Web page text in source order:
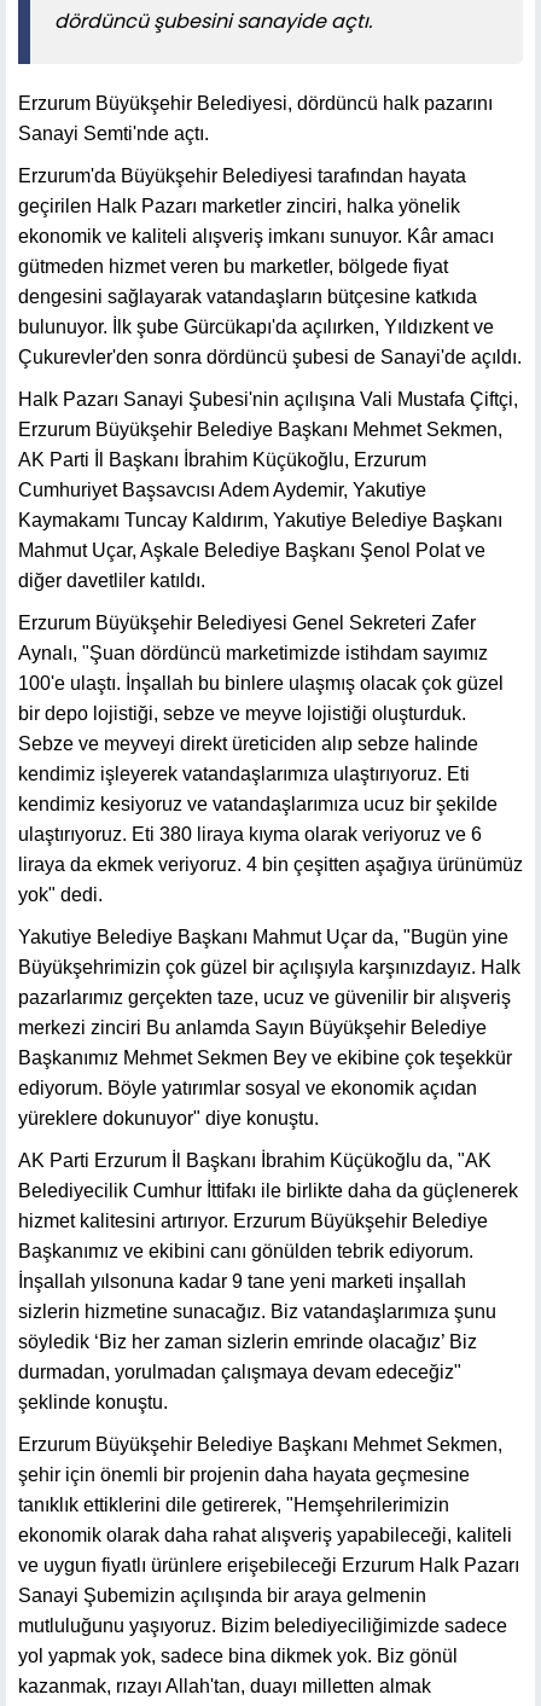
dördüncü şubesini sanayide açtı.
Erzurum Büyükşehir Belediyesi, dördüncü halk pazarını
Sanayi Semti'nde açtı.
Erzurum'da Büyükşehir Belediyesi tarafından hayata
geçirilen Halk Pazarı marketler zinciri, halka yönelik
ekonomik ve kaliteli alışveriş imkanı sunuyor. Kâr amacı
gütmeden hizmet veren bu marketler, bölgede fiyat
dengesini sağlayarak vatandaşların bütçesine katkıda
bulunuyor. İlk şube Gürcükapı'da açılırken, Yıldızkent ve
Çukurevler'den sonra dördüncü şubesi de Sanayi'de açıldı.
Halk Pazarı Sanayi Şubesi'nin açılışına Vali Mustafa Çiftçi,
Erzurum Büyükşehir Belediye Başkanı Mehmet Sekmen,
AK Parti İl Başkanı İbrahim Küçükoğlu, Erzurum
Cumhuriyet Başsavcısı Adem Aydemir, Yakutiye
Kaymakamı Tuncay Kaldırım, Yakutiye Belediye Başkanı
Mahmut Uçar, Aşkale Belediye Başkanı Şenol Polat ve
diğer davetliler katıldı.
Erzurum Büyükşehir Belediyesi Genel Sekreteri Zafer
Aynalı, "Şuan dördüncü marketimizde istihdam sayımız
100'e ulaştı. İnşallah bu binlere ulaşmış olacak çok güzel
bir depo lojistiği, sebze ve meyve lojistiği oluşturduk.
Sebze ve meyveyi direkt üreticiden alıp sebze halinde
kendimiz işleyerek vatandaşlarımıza ulaştırıyoruz. Eti
kendimiz kesiyoruz ve vatandaşlarımıza ucuz bir şekilde
ulaştırıyoruz. Eti 380 liraya kıyma olarak veriyoruz ve 6
liraya da ekmek veriyoruz. 4 bin çeşitten aşağıya ürünümüz
yok" dedi.
Yakutiye Belediye Başkanı Mahmut Uçar da, "Bugün yine
Büyükşehrimizin çok güzel bir açılışıyla karşınızdayız. Halk
pazarlarımız gerçekten taze, ucuz ve güvenilir bir alışveriş
merkezi zinciri Bu anlamda Sayın Büyükşehir Belediye
Başkanımız Mehmet Sekmen Bey ve ekibine çok teşekkür
ediyorum. Böyle yatırımlar sosyal ve ekonomik açıdan
yüreklere dokunuyor" diye konuştu.
AK Parti Erzurum İl Başkanı İbrahim Küçükoğlu da, "AK
Belediyecilik Cumhur İttifakı ile birlikte daha da güçlenerek
hizmet kalitesini artırıyor. Erzurum Büyükşehir Belediye
Başkanımız ve ekibini canı gönülden tebrik ediyorum.
İnşallah yılsonuna kadar 9 tane yeni marketi inşallah
sizlerin hizmetine sunacağız. Biz vatandaşlarımıza şunu
söyledik ‘Biz her zaman sizlerin emrinde olacağız’ Biz
durmadan, yorulmadan çalışmaya devam edeceğiz"
şeklinde konuştu.
Erzurum Büyükşehir Belediye Başkanı Mehmet Sekmen,
şehir için önemli bir projenin daha hayata geçmesine
tanıklık ettiklerini dile getirerek, "Hemşehrilerimizin
ekonomik olarak daha rahat alışveriş yapabileceği, kaliteli
ve uygun fiyatlı ürünlere erişebileceği Erzurum Halk Pazarı
Sanayi Şubemizin açılışında bir araya gelmenin
mutluluğunu yaşıyoruz. Bizim belediyeciliğimizde sadece
yol yapmak yok, sadece bina dikmek yok. Biz gönül
kazanmak, rızayı Allah'tan, duayı milletten almak